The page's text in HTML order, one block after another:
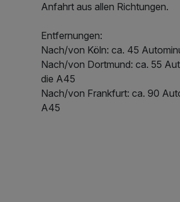
Anfahrt aus allen Richtungen.
Entfernungen:
Nach/von Köln: ca. 45
Nach/von Dortmund: ca. 55
die A45
Nach/von Frankfurt: ca. 90
A45